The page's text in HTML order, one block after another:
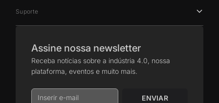
Suporte
Assine nossa newsletter
Receba notícias sobre a indústria 4.0, nossa
plataforma, eventos e muito mais.